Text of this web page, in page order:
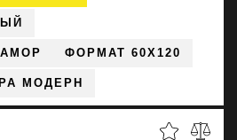
ФОРМАТ 60X120
МОДЕРН